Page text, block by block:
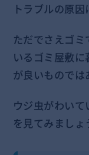
トラブルの原因
ただでさえゴ
いるゴミ屋敷
が良いものでは
ウジ虫がわい
を見てみましょ